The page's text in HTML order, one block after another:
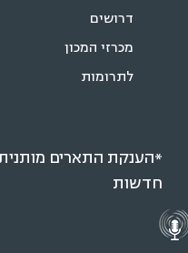
דרושים
מכרזי המכון
לתרומות
*הענקת התארים
חדשות